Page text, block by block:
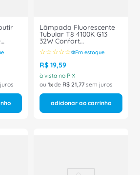
Lâmpada Fluorescente
Tubular T8 4100K G13
32W Confort
TLDRS32WCOI Philips
☆☆☆☆☆ Em estoque
R$ 19,59
à vista no PIX
ou 1 de R$ 21,77 sem juros
adicionar ao carrinho